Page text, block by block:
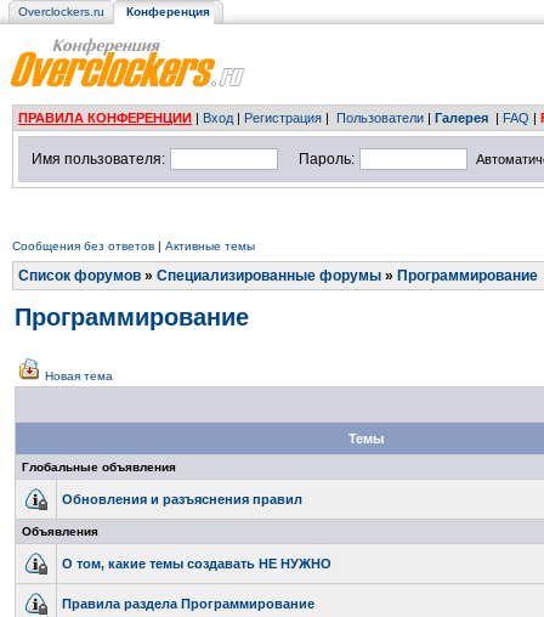
Overclockers.ru Конференция
ПРАВИЛА КОНФЕРЕНЦИИ | Вход | Регистрация | Пользователи | Галерея | FAQ |
Имя пользователя: Пароль:
Сообщения без ответов | Активные темы
Список форумов » Специализированные форумы » Программирование
Программирование
Новая тема
Темы
Глобальные объявления
Обновления и разъяснения правил
Объявления
О том, какие темы создавать НЕ НУЖНО
Правила раздела Программирование